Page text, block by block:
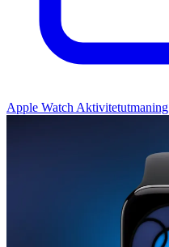
Apple Watch Aktivitetutmaning